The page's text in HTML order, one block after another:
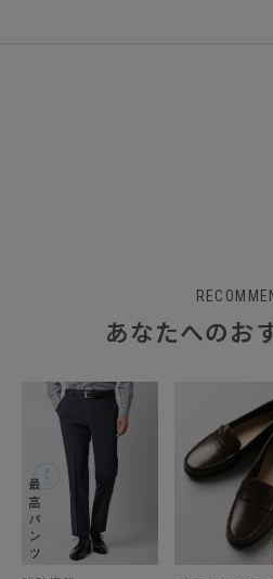
あなたへのお